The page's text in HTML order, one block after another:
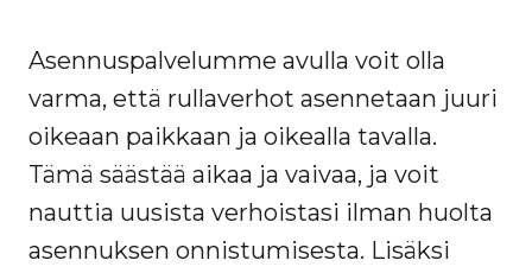
Asennuspalvelumme avulla voit olla
varma, että rullaverhot asennetaan juuri
oikeaan paikkaan ja oikealla tavalla.
Tämä säästää aikaa ja vaivaa, ja voit
nauttia uusista verhoistasi ilman huolta
asennuksen onnistumisesta. Lisäksi